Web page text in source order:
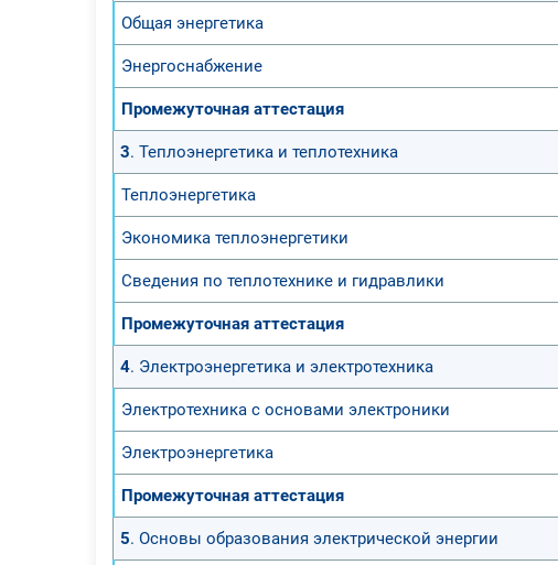
Общая энергетика
Энергоснабжение
Промежуточная аттестация
3. Теплоэнергетика и теплотехника
Теплоэнергетика
Экономика теплоэнергетики
Сведения по теплотехнике и гидравлики
Промежуточная аттестация
4. Электроэнергетика и электротехника
Электротехника с основами электроники
Электроэнергетика
Промежуточная аттестация
5. Основы образования электрической энергии